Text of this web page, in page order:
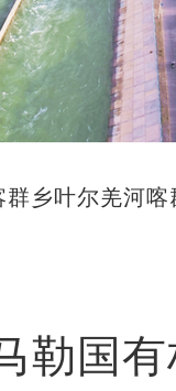
乡叶尔羌河
国有